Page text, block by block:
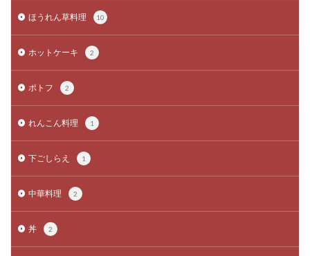
ほうれん草料理 10
ホットケーキ 2
ポトフ 2
れんこん料理 1
下ごしらえ 1
中華料理 2
丼 2